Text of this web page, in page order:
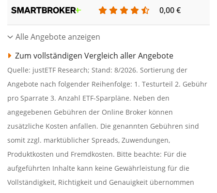
0,00 €
Alle Angebote anzeigen
Zum vollständigen Vergleich aller Angebote
Quelle: justETF Research; Stand: 8/2026. Sortierung der
Angebote nach folgender Reihenfolge: 1. Testurteil 2. Gebühr
pro Sparrate 3. Anzahl ETF-Sparpläne. Neben den
angegebenen Gebühren der Online Broker können
zusätzliche Kosten anfallen. Die genannten Gebühren sind
somit zzgl. marktüblicher Spreads, Zuwendungen,
Produktkosten und Fremdkosten. Bitte beachte: Für die
aufgeführten Inhalte kann keine Gewährleistung für die
Vollständigkeit, Richtigkeit und Genauigkeit übernommen